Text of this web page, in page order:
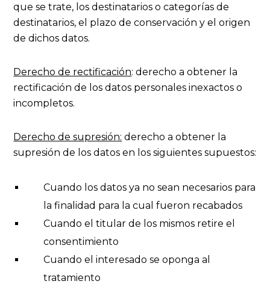
que se trate, los destinatarios o categorías de
destinatarios, el plazo de conservación y el origen
de dichos datos.
Derecho de rectificación: derecho a obtener la
rectificación de los datos personales inexactos o
incompletos.
Derecho de supresión: derecho a obtener la
supresión de los datos en los siguientes supuestos:
Cuando los datos ya no sean necesarios para
la finalidad para la cual fueron recabados
Cuando el titular de los mismos retire el
consentimiento
Cuando el interesado se oponga al
tratamiento